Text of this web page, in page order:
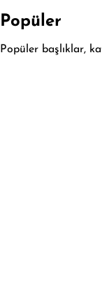
Popüler
Popüler başlıklar,